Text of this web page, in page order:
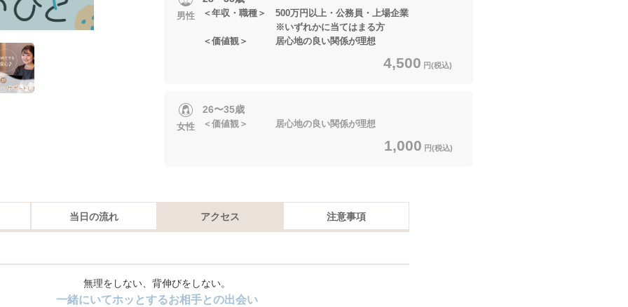
男性
＜年収・職種＞ 500万円以上・公務員・上場企業
※いずれかに当てはまる方
＜価値観＞ 居心地の良い関係が理想
4,500 円(税込)
女性
26〜35歳
＜価値観＞ 居心地の良い関係が理想
1,000 円(税込)
当日の流れ アクセス 注意事項
無理をしない、背伸びをしない。
一緒にいてホッとするお相手との出会い